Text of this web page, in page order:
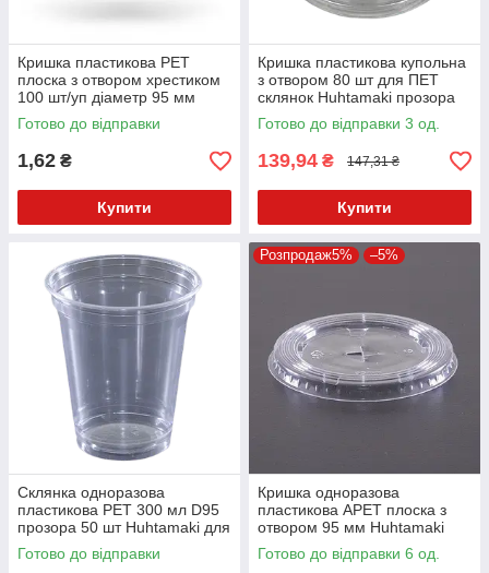
Кришка пластикова PET
плоска з отвором хрестиком
100 шт/уп діаметр 95 мм
Готово до відправки
1,62 ₴
Купити
Кришка пластикова купольна
з отвором 80 шт для ПЕТ
склянок Huhtamaki прозора
Готово до відправки 3 од.
139,94 ₴ 147,31 ₴
Купити
Склянка одноразова
пластикова PET 300 мл D95
прозора 50 шт Huhtamaki для
коктейлів
Готово до відправки
Розпродаж5% –5%
Кришка одноразова
пластикова APET плоска з
отвором 95 мм Huhtamaki
прозора (100 шт/уп) преміум
якість для коктейлів
Готово до відправки 6 од.